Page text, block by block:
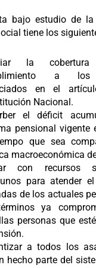
bajo estudio de
tiene los
la
a los
en el
Nacional.
el déficit
pensional vigente
que sea
macroeconómica
con recursos
para atender
de los actuales
ya
personas que
a todos los
hecho parte del